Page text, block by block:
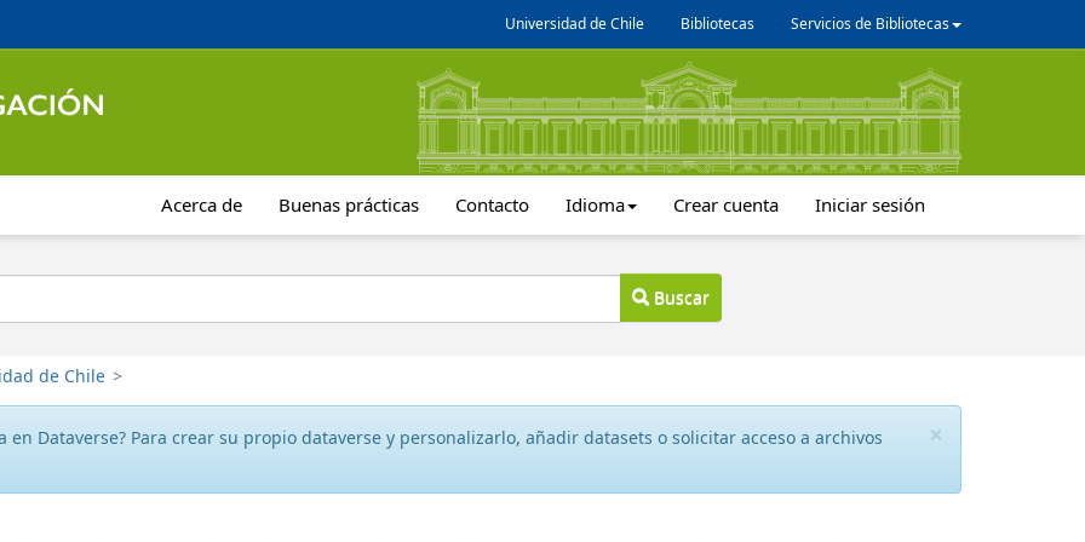
Universidad de Chile Bibliotecas Servicios de Bibliotecas
Acerca de Buenas prácticas Contacto Idioma Crear cuenta Iniciar sesión
Buscar
de Chile >
×
en Dataverse? Para crear su propio dataverse y personalizarlo, añadir datasets o solicitar acceso a archivos